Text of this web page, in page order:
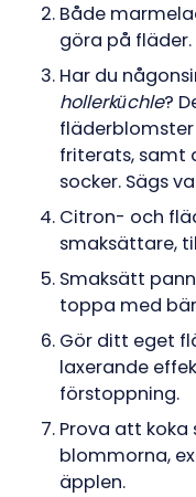
Både
göra på fläder.
Har du
hollerküchle?
friterats, samt
socker. Sägs
Citron- och
smaksättare,
Smaksätt
toppa med
Gör ditt eget
laxerande
förstoppning.
Prova att
blommorna,
äpplen.